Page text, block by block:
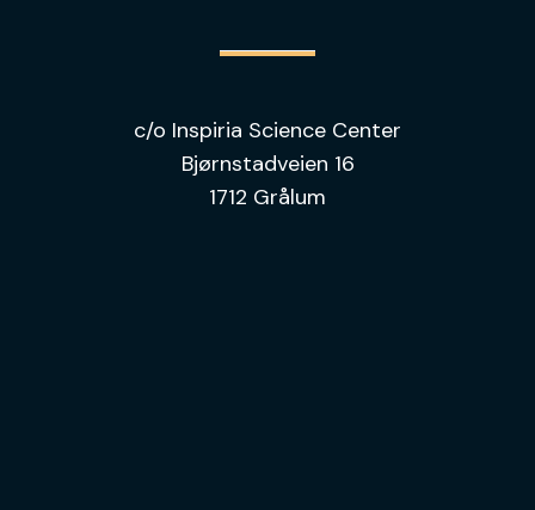
c/o Inspiria Science Center
Bjørnstadveien 16
1712 Grålum